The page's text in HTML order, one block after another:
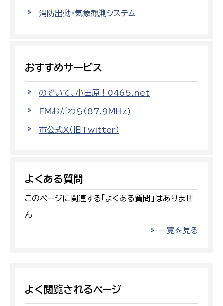
消防出動・気象観測システム
おすすめサービス
のぞいて、小田原！0465.net
FMおだわら（87.9MHz)
市公式X（旧Twitter）
よくある質問
このページに関連する「よくある質問」はありませ
ん
一覧を見る
よく閲覧されるページ